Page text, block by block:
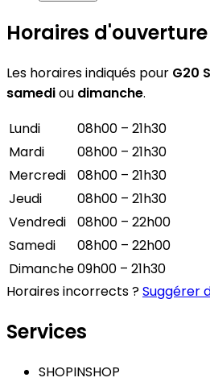
Horaires d'ouverture
Les horaires indiqués pour G20
samediou dimanche.
Lundi
08h00 – 21h30
Mardi
08h00 – 21h30
Mercredi
08h00 – 21h30
Jeudi
08h00 – 21h30
Vendredi
08h00 – 22h00
Samedi
08h00 – 22h00
Dimanche09h00 – 21h30
Horaires incorrects ?Suggérer
Services
SHOPINSHOP